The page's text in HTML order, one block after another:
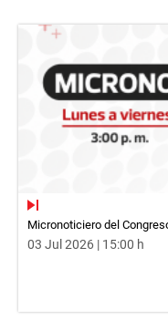
Micronoticiero del
03 Jul 2026 | 15:00 h